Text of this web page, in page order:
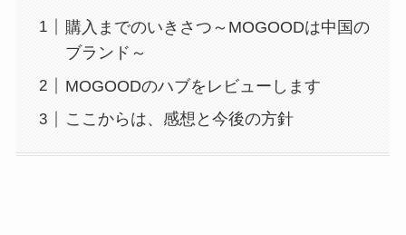
購入までのいきさつ～MOGOODは中国の
ブランド～
MOGOODのハブをレビューします
ここからは、感想と今後の方針